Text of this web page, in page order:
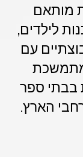
מותאם
לילדים,
עם
בבתי ספר
הארץ.